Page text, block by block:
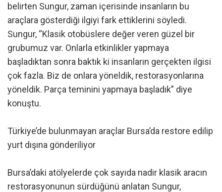
belirten Sungur, zaman içerisinde insanların bu
araçlara gösterdiği ilgiyi fark ettiklerini söyledi.
Sungur, “Klasik otobüslere değer veren güzel bir
grubumuz var. Onlarla etkinlikler yapmaya
başladıktan sonra baktık ki insanların gerçekten ilgisi
çok fazla. Biz de onlara yöneldik, restorasyonlarına
yöneldik. Parça teminini yapmaya başladık” diye
konuştu.
Türkiye’de bulunmayan araçlar Bursa’da restore edilip
yurt dışına gönderiliyor
Bursa’daki atölyelerde çok sayıda nadir klasik aracın
restorasyonunun sürdüğünü anlatan Sungur,